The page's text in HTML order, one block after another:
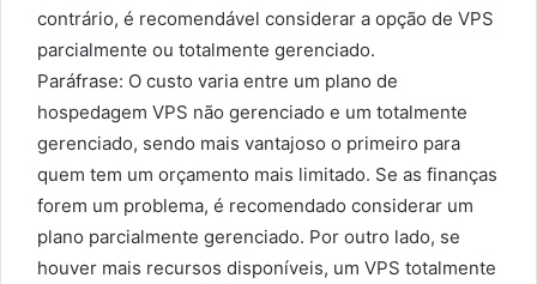
contrário, é recomendável considerar a opção de VPS
parcialmente ou totalmente gerenciado.
Paráfrase: O custo varia entre um plano de
hospedagem VPS não gerenciado e um totalmente
gerenciado, sendo mais vantajoso o primeiro para
quem tem um orçamento mais limitado. Se as finanças
forem um problema, é recomendado considerar um
plano parcialmente gerenciado. Por outro lado, se
houver mais recursos disponíveis, um VPS totalmente